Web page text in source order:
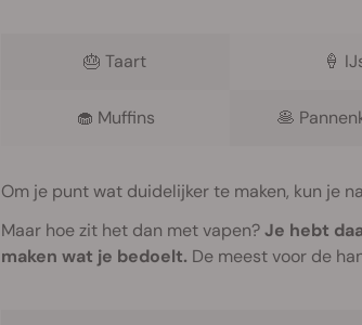
🎂 Taart 🍦
🧁 Muffins 🥞
Om je punt wat duidelijker te maken, kun je
Maar hoe zit het dan met vapen?Je hebt
maken wat je bedoelt. De meest voor de